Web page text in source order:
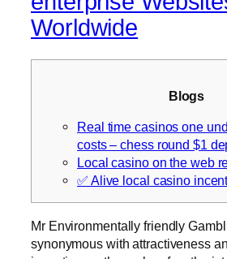
Worldwide
Blogs
Real time casinos one
costs – chess round $1
Local casino on the web
✅ Alive local casino
Mr Environmentally friendly
synonymous with attractiveness